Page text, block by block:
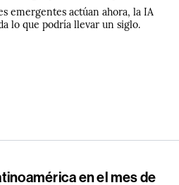
emergentes actúan ahora, la IA
lo que podría llevar un siglo.
en el mes de